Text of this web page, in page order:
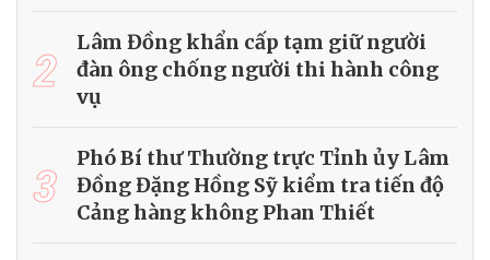
2
Lâm Đồng khẩn cấp tạm giữ người
đàn ông chống người thi hành công
vụ
3
Phó Bí thư Thường trực Tỉnh ủy Lâm
Đồng Đặng Hồng Sỹ kiểm tra tiến độ
Cảng hàng không Phan Thiết